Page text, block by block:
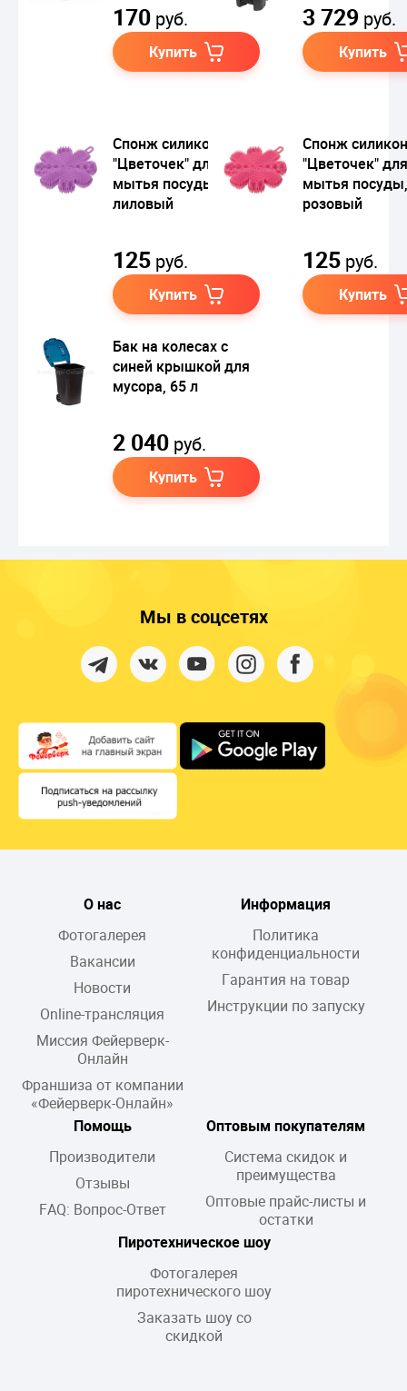
170 руб.
Купить
3 729 руб.
Купить
Спонж силиконовый
"Цветочек" для
мытья посуды,
лиловый
125 руб.
Купить
Спонж
"Цветочек" для
мытья посуды,
розовый
125 руб.
Купить
Бак на колесах с
синей крышкой для
мусора, 65 л
2 040 руб.
Купить
Мы в соцсетях
О нас
Фотогалерея
Вакансии
Новости
Online-трансляция
Миссия Фейерверк-
Онлайн
Франшиза от компании
«Фейерверк-Онлайн»
Информация
Политика
конфиденциальности
Гарантия на товар
Инструкции по запуску
Помощь
Производители
Отзывы
FAQ: Вопрос-Ответ
Оптовым покупателям
Система скидок и
преимущества
Оптовые прайс-листы и
остатки
Пиротехническое шоу
Фотогалерея
пиротехнического шоу
Заказать шоу со
скидкой